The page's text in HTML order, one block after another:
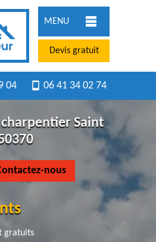
MENU
Devis gratuit
04 06 41 34 02 74
Saint
nous
gratuits